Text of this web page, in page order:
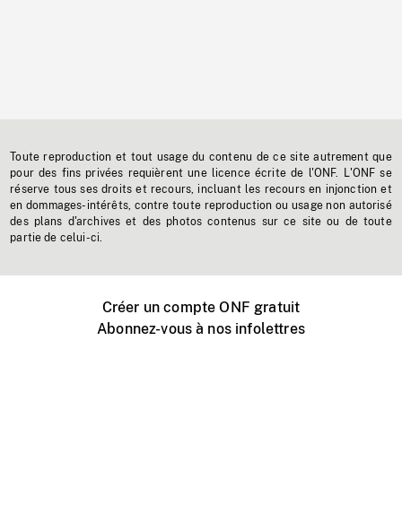
Toute reproduction et tout usage du contenu de ce site autrement que
pour des fins privées requièrent une licence écrite de l'ONF. L'ONF se
réserve tous ses droits et recours, incluant les recours en injonction et
en dommages-intérêts, contre toute reproduction ou usage non autorisé
des plans d'archives et des photos contenus sur ce site ou de toute
partie de celui-ci.
Créer un compte ONF gratuit
Abonnez-vous à nos infolettres